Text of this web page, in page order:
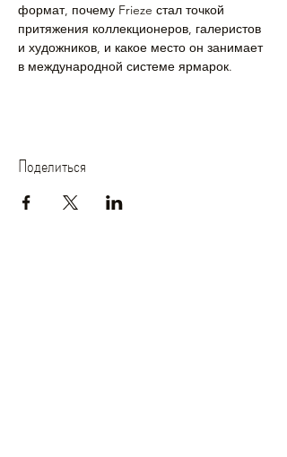
формат, почему Frieze стал точкой
притяжения коллекционеров, галеристов
и художников, и какое место он занимает
в международной системе ярмарок.
Поделиться